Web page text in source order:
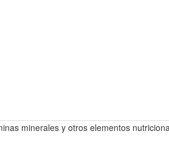
minerales y otros elementos